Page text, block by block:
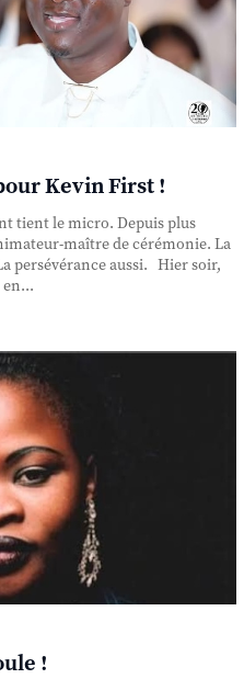
Kevin First !
tient le micro. Depuis plus
maître de cérémonie. La
persévérance aussi. Hier soir,
en...
!